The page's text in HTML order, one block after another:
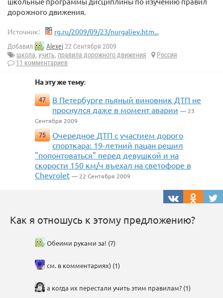
дорожного движения.
Источник: rg.ru/2009/09/23/nurgaliev.htm...
Добавил Alexei22 Сентября 2009
школа, учить, правила дорожного движения
Россия
11 комментариев
На эту же тему:
47
В Петербурге пьяный виновник ДТП не
проснулся даже в момент аварии — 23
Сентября 2009
75
Очередное ДТП с участием дорого
спорткара: 19-летний пацан решил
"попонтоваться" перед девушкой и на
скорости 150 км/ч въехал на светофоре в
Chevrolet — 22 Сентября 2009
Как я отношусь к этому предложению?
Обеими руками за! (7)
см. в комментариях) (1)
а когда их перестали учить этим правилам? (1)